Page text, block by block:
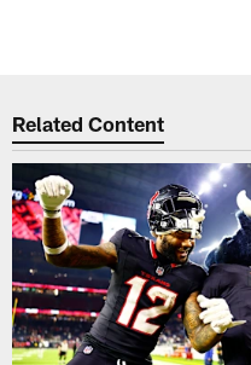
Related Content